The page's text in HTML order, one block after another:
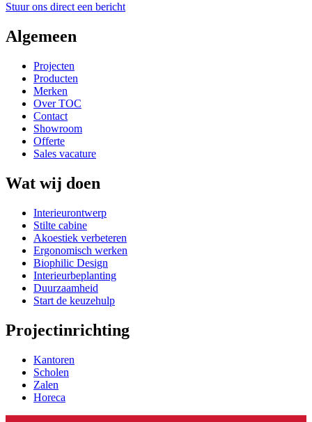
Stuur ons direct een bericht
Algemeen
Projecten
Producten
Merken
Over TOC
Contact
Showroom
Offerte
Sales vacature
Wat wij doen
Interieurontwerp
Stilte cabine
Akoestiek verbeteren
Ergonomisch werken
Biophilic Design
Interieurbeplanting
Duurzaamheid
Start de keuzehulp
Projectinrichting
Kantoren
Scholen
Zalen
Horeca